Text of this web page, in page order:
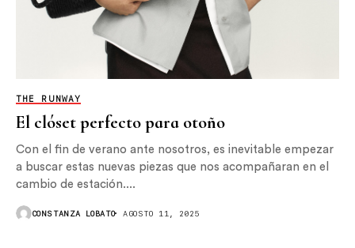
THE RUNWAY
El clóset perfecto para otoño
Con el fin de verano ante nosotros, es inevitable empezar
a buscar estas nuevas piezas que nos acompañaran en el
cambio de estación....
CONSTANZA LOBATO AGOSTO 11, 2025